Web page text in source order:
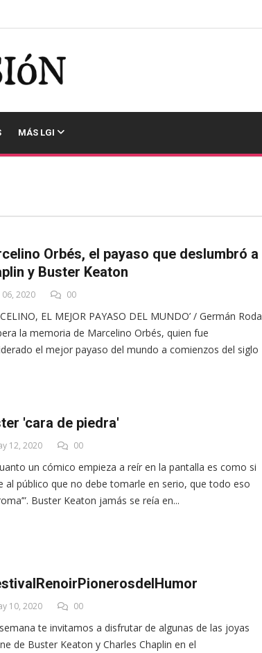
MÁS LGI
Orbés, el payaso que deslumbró a
y Buster Keaton
06, 2020 00
EL MEJOR PAYASO DEL MUNDO’ / Germán Roda
la memoria de Marcelino Orbés, quien fue
el mejor payaso del mundo a comienzos del siglo
'cara de piedra'
12, 2020 00
un cómico empieza a reír en la pantalla es como si
al público que no debe tomarle en serio, que todo eso
Buster Keaton jamás se reía en...
10, 2020 00
te invitamos a disfrutar de algunas de las joyas
de Buster Keaton y Charles Chaplin en el